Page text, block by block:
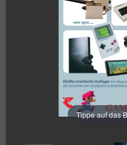
Tippe auf das